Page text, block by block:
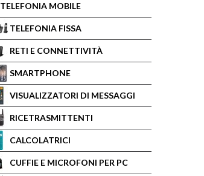
TELEFONIA MOBILE
TELEFONIA FISSA
RETI E CONNETTIVITÀ
SMARTPHONE
VISUALIZZATORI DI MESSAGGI
RICETRASMITTENTI
CALCOLATRICI
CUFFIE E MICROFONI PER PC